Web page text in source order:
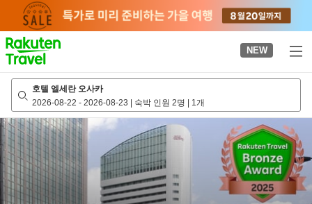
page
NEW
호텔 엘세란 오사카
2026-08-22 - 2026-08-23 | 숙박 인원 2명 | 1개